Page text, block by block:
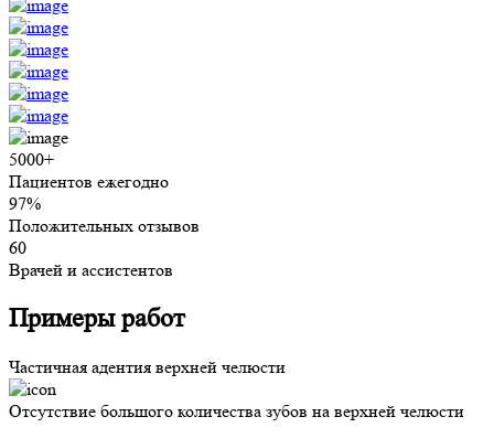
5000+
Пациентов ежегодно
97%
Положительных отзывов
60
Врачей и ассистентов
Примеры работ
Частичная адентия верхней челюсти
Отсутствие большого количества зубов на верхней челюсти